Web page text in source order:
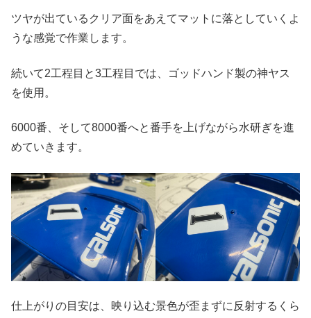
ツヤが出ているクリア面をあえてマットに落としていくよ
うな感覚で作業します。
続いて2工程目と3工程目では、ゴッドハンド製の神ヤス
を使用。
6000番、そして8000番へと番手を上げながら水研ぎを進
めていきます。
仕上がりの目安は、映り込む景色が歪まずに反射するくら